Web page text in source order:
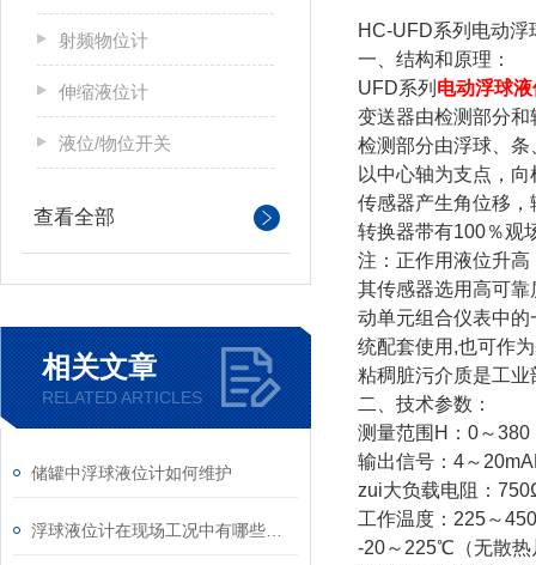
射频物位计
伸缩液位计
液位/物位开关
查看全部
相关文章
RELATED ARTICLES
储罐中浮球液位计如何维护
HC-UFD系列电动浮
一、结构和原理：
UFD系列 电动浮球
变送器由检测部分
检测部分由浮球、
以中心轴为支点，
传感器产生角位移
转换器带有100％观
注：正作用液位升
其传感器选用高可
动单元组合仪表中
统配套使用,也可作
粘稠脏污介质是工
二、技术参数：
测量范围H：0～
输出信号：4～
zui大负载电阻：
工作温度：225～
-20～225℃（无散